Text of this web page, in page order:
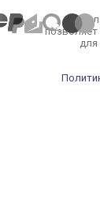
позволяет
для